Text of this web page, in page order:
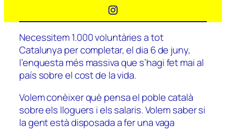
Instagram
Necessitem 1.000 voluntàries a tot
Catalunya per completar, el dia 6 de juny,
l’enquesta més massiva que s’hagi fet mai al
país sobre el cost de la vida.
Volem conèixer què pensa el poble català
sobre els lloguers i els salaris. Volem saber si
la gent està disposada a fer una vaga